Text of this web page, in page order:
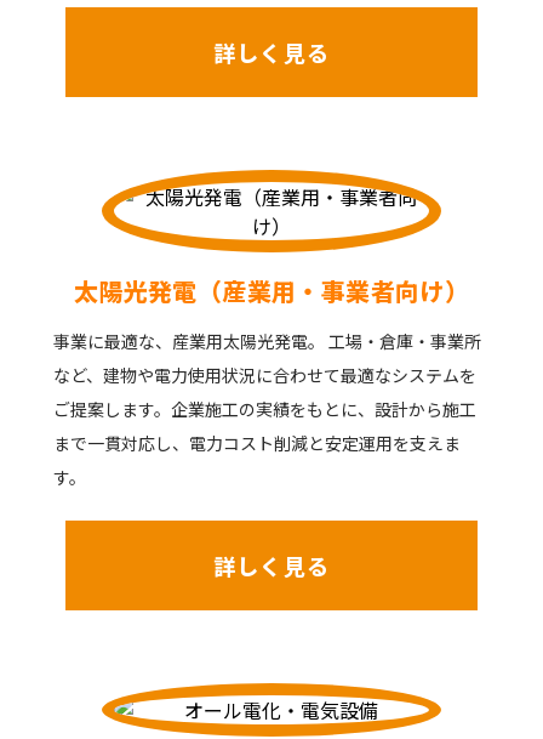
詳しく見る
太陽光発電（産業用・事業者向け）
事業に最適な、産業用太陽光発電。 工場・倉庫・事業所
など、建物や電力使用状況に合わせて最適なシステムを
ご提案します。企業施工の実績をもとに、設計から施工
まで一貫対応し、電力コスト削減と安定運用を支えま
す。
詳しく見る